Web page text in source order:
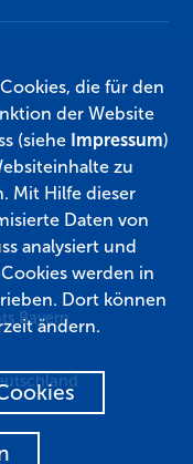
Bayern
die für den
der Website
(siehe Impressum)
zu
Mit Hilfe dieser
Daten von
analysiert und
werden in
Dort können
ändern.